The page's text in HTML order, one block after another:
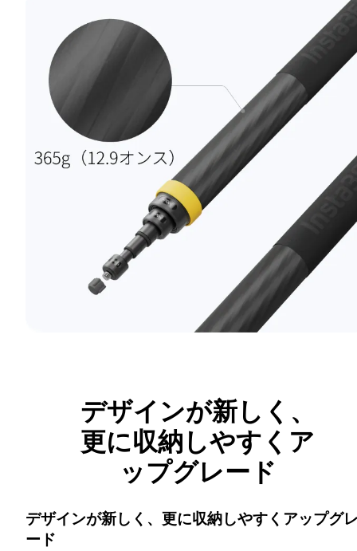
デザインが新しく、
更に収納しやすくア
ップグレード
デザインが新しく、更に収納しやすくアップグ
ード